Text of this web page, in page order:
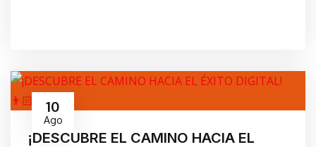
10
Ago
¡DESCUBRE EL CAMINO HACIA EL